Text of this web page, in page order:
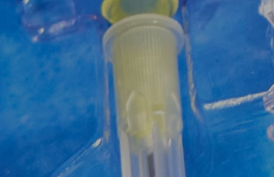
Звʼязатися з нами:
Натисніть, щоб
написати в Viber
096 405 54 45
Натисніть, щоб
зателефонувати нам
096 405 54 45
Або ми можемо зателефонувати